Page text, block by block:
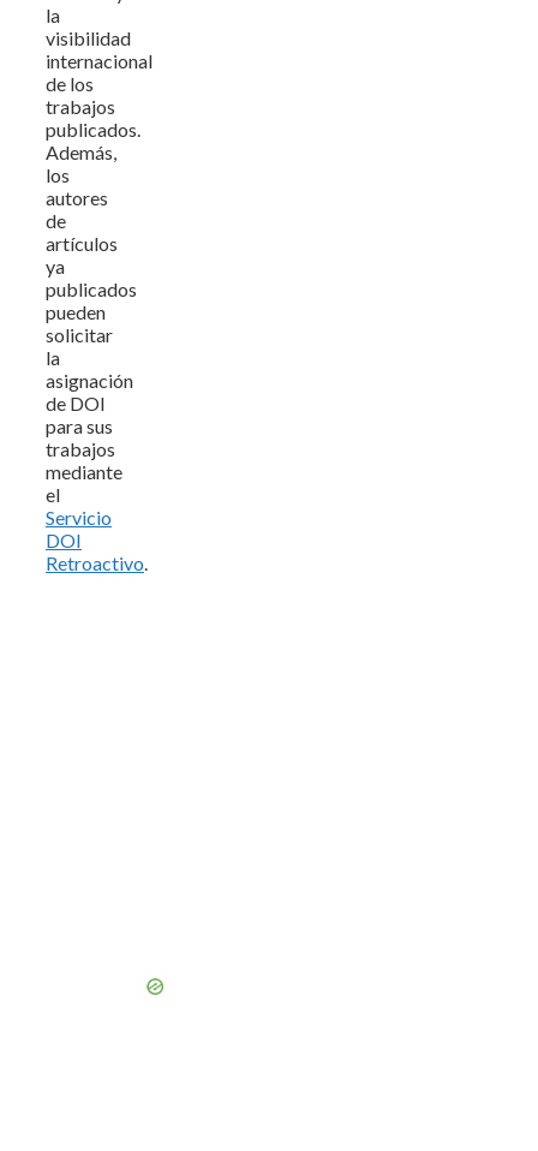
la
visibilidad
internacional
de los
trabajos
publicados.
Además,
los
autores
de
artículos
ya
publicados
pueden
solicitar
la
asignación
de DOI
para sus
trabajos
mediante
el
Servicio
DOI
Retroactivo.